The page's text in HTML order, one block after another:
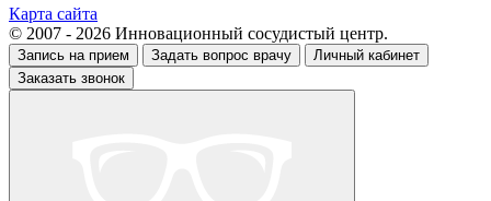
Карта сайта
© 2007 - 2026 Инновационный сосудистый центр.
Запись на прием Задать вопрос врачу
Личный кабинет
Заказать звонок